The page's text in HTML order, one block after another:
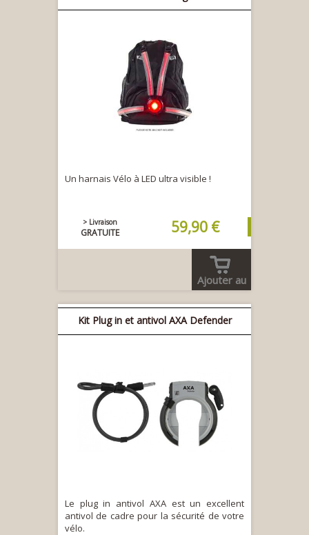
Un harnais Vélo à LED ultra visible !
> Livraison
GRATUITE 59,90 €
Ajouter au
panier
Kit Plug in et antivol AXA Defender
Le plug in antivol AXA est un excellent
antivol de cadre pour la sécurité de votre
vélo.